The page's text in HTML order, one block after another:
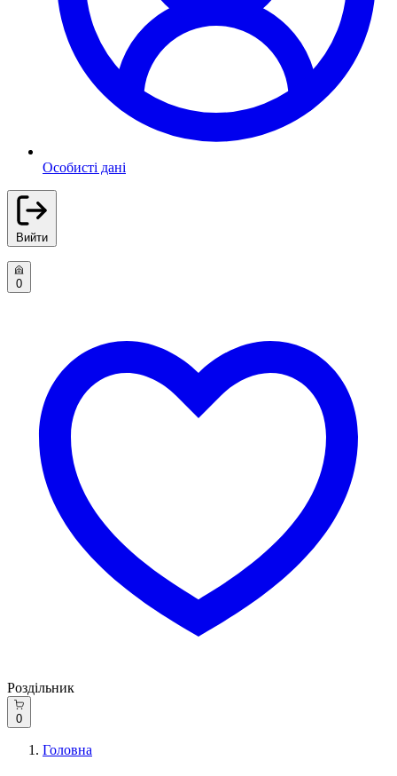
Особисті дані
Вийти
0
Роздільник
0
Головна